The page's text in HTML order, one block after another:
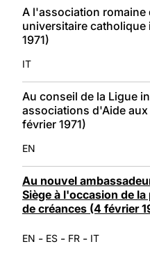
A l'association romaine
universitaire catholique
1971)
IT
Au conseil de la Ligue
associations d'Aide
février 1971)
EN
Au nouvel
Siège à l'occasion de
de créances (4 février
EN - ES - FR - IT